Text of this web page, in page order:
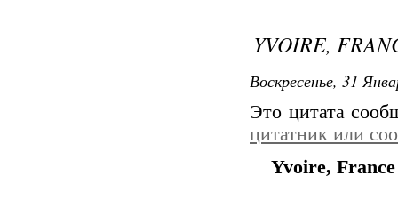
YVOIRE,
Воскресенье, 31
Это цитата
цитатник или
Yvoire,